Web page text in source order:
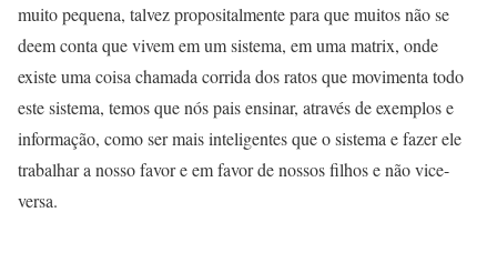
muito pequena, talvez propositalmente para que muitos não se
deem conta que vivem em um sistema, em uma matrix, onde
existe uma coisa chamada corrida dos ratos que movimenta todo
este sistema, temos que nós pais ensinar, através de exemplos e
informação, como ser mais inteligentes que o sistema e fazer ele
trabalhar a nosso favor e em favor de nossos filhos e não vice-
versa.